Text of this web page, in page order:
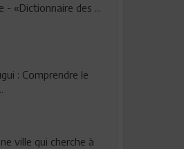
«Dictionnaire des ...
: Comprendre le
ville qui cherche à